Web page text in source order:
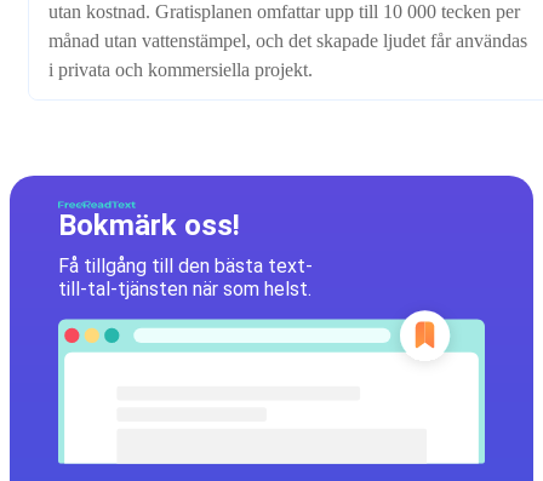
utan kostnad. Gratisplanen omfattar upp till 10 000 tecken per
månad utan vattenstämpel, och det skapade ljudet får användas
i privata och kommersiella projekt.
Bokmärk oss!
Få tillgång till den bästa text-
till-tal-tjänsten när som helst.